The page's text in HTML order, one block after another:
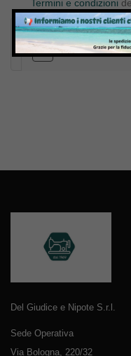
Termini e condizioni
Del Giudice e Nipote S.r.l.
Sede Operativa
Via Bologna, 220/32